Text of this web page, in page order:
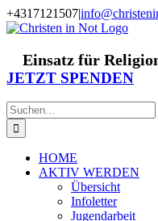
Zum
Inhalt
+4317121507|
Facebook
Instagram
X
Spenden
Newsletter
Einsatz für
JETZT SPENDEN
Suche
nach:
HOME
AKTIV WERDEN
Übersicht
Infoletter
Jugendarbeit